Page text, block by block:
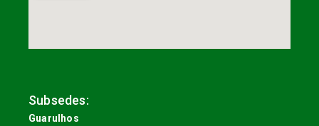
Subsedes:
Guarulhos